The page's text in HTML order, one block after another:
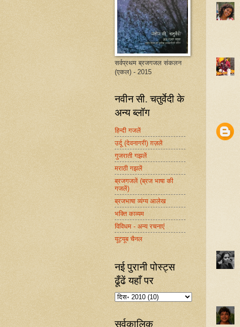
सर्वप्रथम ब्रजगजल संकलन
(एकल) - 2015
नवीन सी. चतुर्वेदी के
अन्य ब्लॉग
हिन्दी गजलें
उर्दू (देवनागरी) ग़ज़लें
गुजराती गझलें
मराठी गझलें
ब्रजगजलें (ब्रज भाषा की
गजलें)
ब्रजभाषा व्यंग्य आलेख
भक्ति काव्यम
विविधम - अन्य रचनाएं
यूट्यूब चैनल
नई पुरानी पोस्ट्स
ढूँढें यहाँ पर
सर्वकालिक